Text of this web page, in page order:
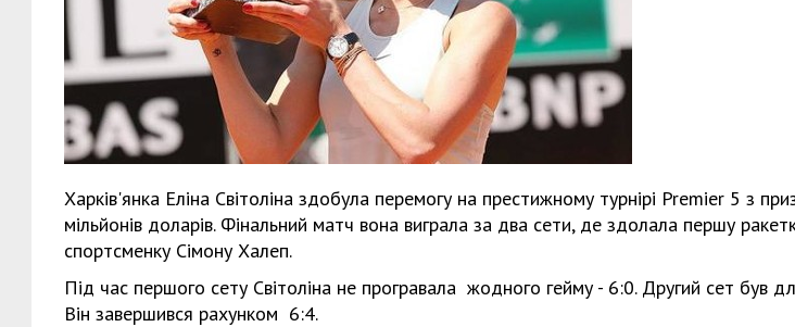
Харків'янка Еліна Світоліна здобула перемогу на престижному турнірі Premier 5 з
мільйонів доларів. Фінальний матч вона виграла за два сети, де здолала першу
спортсменку Сімону Халеп.
Під час першого сету Світоліна не програвала жодного гейму - 6:0. Другий сет був
Він завершився рахунком 6:4.